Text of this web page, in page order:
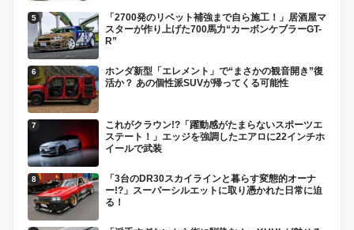
「2700発のリベット補強まで自ら施工！」居酒屋マ
スターが作り上げた700馬力“カーボンケブラーGT-
R”
ホンダ新型「エレメント」で“まさかの観音開き”復
活か？ あの個性派SUVが帰ってくる可能性
これがクラウン!?「躍動感がたまらないスポーツエ
ステート！」エッジを強調したエアロに22インチホ
イールで武装
「3台のDR30スカイラインと暮らす変態的オーナ
ー!?」スーパーシルエットに取り憑かれた日常に迫
る！